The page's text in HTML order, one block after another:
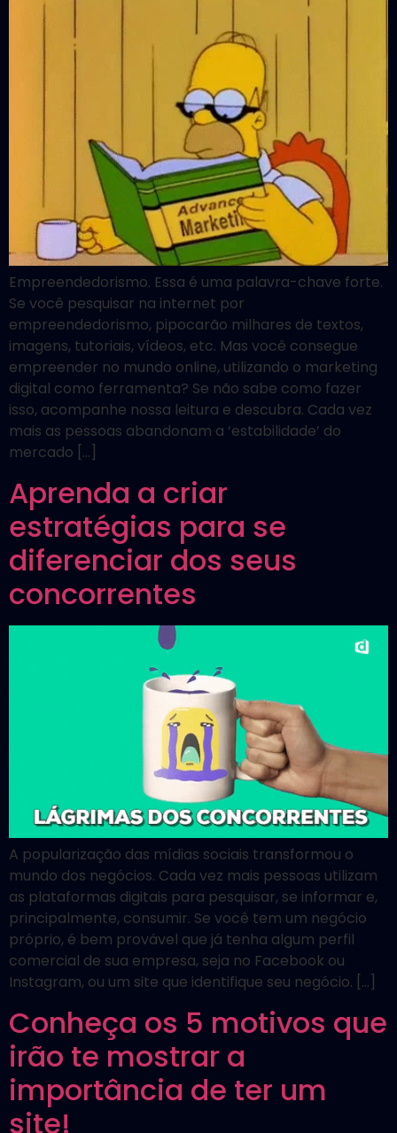
Empreendedorismo. Essa é uma palavra-chave forte.
Se você pesquisar na internet por
empreendedorismo, pipocarão milhares de textos,
imagens, tutoriais, vídeos, etc. Mas você consegue
empreender no mundo online, utilizando o marketing
digital como ferramenta? Se não sabe como fazer
isso, acompanhe nossa leitura e descubra. Cada vez
mais as pessoas abandonam a ‘estabilidade’ do
mercado […]
Aprenda a criar
estratégias para se
diferenciar dos seus
concorrentes
A popularização das mídias sociais transformou o
mundo dos negócios. Cada vez mais pessoas utilizam
as plataformas digitais para pesquisar, se informar e,
principalmente, consumir. Se você tem um negócio
próprio, é bem provável que já tenha algum perfil
comercial de sua empresa, seja no Facebook ou
Instagram, ou um site que identifique seu negócio. […]
Conheça os 5 motivos que
irão te mostrar a
importância de ter um
site!